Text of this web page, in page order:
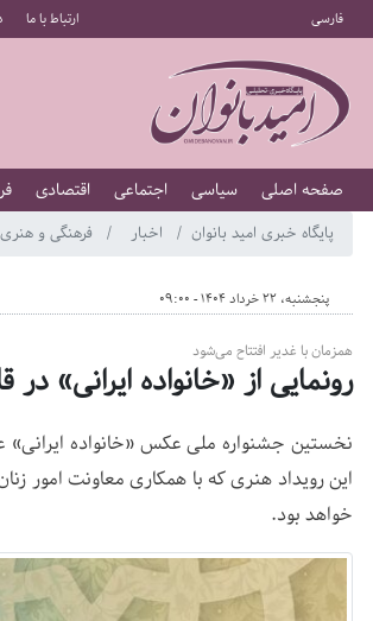
فارسی ارتباط با ما
صفحه اصلی سیاسی اجتماعی اقتصادی
پایگاه خبری امید بانوان اخبار فرهنگی و هنری
پنجشنبه، 22 خرداد 1404 - 09:00
همزمان با غدیر افتتاح می‌شود
رونمایی از «خانواده ایرانی»
خواهد بود.